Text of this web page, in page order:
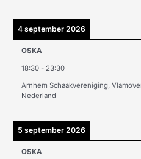
4 september 2026
OSKA
18:30 - 23:30
Arnhem Schaakvereniging,
Nederland
5 september 2026
OSKA
e